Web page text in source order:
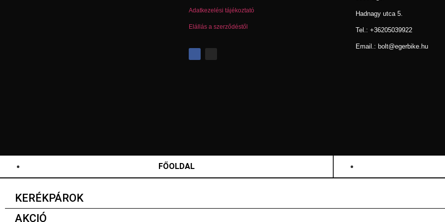
Adatkezelési tájékoztató
Elállás a szerződéstől
Hadnagy utca 5.
Tel.: +36205039922
Email.: bolt@egerbike.hu
FŐOLDAL
KERÉKPÁROK
AKCIÓ